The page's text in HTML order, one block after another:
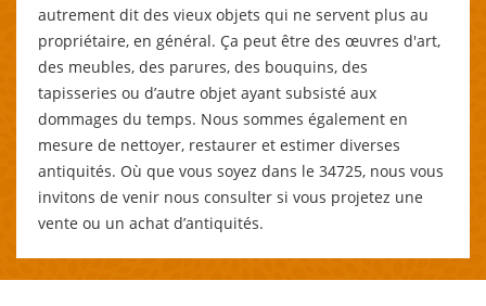
autrement dit des vieux objets qui ne servent plus au
propriétaire, en général. Ça peut être des œuvres d'art,
des meubles, des parures, des bouquins, des
tapisseries ou d’autre objet ayant subsisté aux
dommages du temps. Nous sommes également en
mesure de nettoyer, restaurer et estimer diverses
antiquités. Où que vous soyez dans le 34725, nous vous
invitons de venir nous consulter si vous projetez une
vente ou un achat d’antiquités.